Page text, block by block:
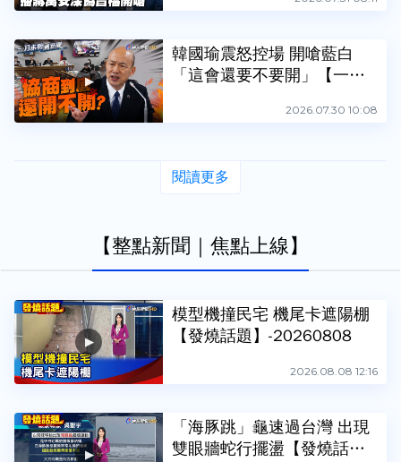
韓國瑜震怒控場 開嗆藍白
「這會還要不要開」【一刀
2026.07.30 10:08
閱讀更多
【整點新聞｜焦點上線】
模型機撞民宅 機尾卡遮陽棚
【發燒話題】-20260808
2026.08.08 12:16
「海豚跳」龜速過台灣 出現
雙眼牆蛇行擺盪【發燒話